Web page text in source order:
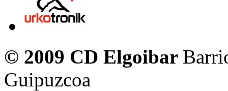
© 2009 CD Elgoibar
Guipuzcoa